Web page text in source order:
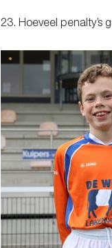
23. Hoeveel penalty’s